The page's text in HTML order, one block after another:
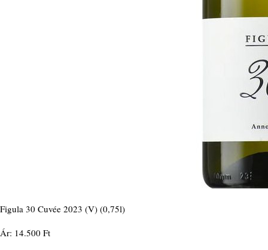
Figula 30 Cuvée 2023 (V) (0,75l)
Ár: 14.500 Ft